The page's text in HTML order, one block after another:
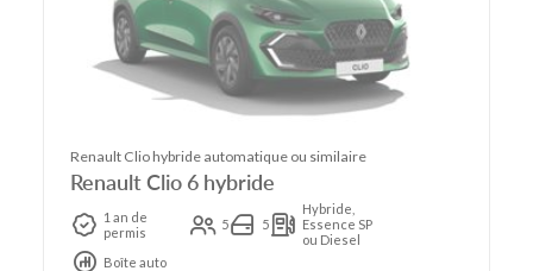
Renault Clio hybride automatique ou similaire
Renault Clio 6 hybride
1 an de
permis
5 5
Hybride,
Essence SP
ou Diesel
Boîte auto